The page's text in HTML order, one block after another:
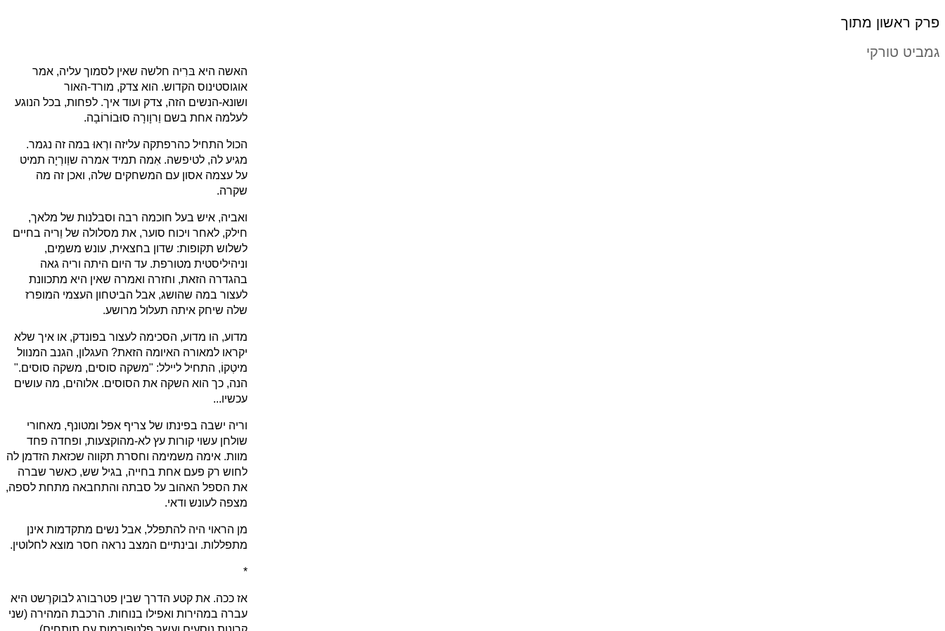
פרק ראשון מתוך
גמביט טורקי
האשה היא בּרִיה חלשה שאין לסמוך עליה, אמר
אוגוסטינוס הקדוש. הוא צדק, מורד-האור
ושונא-הנשים הזה, צדק ועוד איך. לפחות, בכל הנוגע
לעלמה אחת בשם וַרוָורָה סוּבוֹרוֹבָה.
הכול התחיל כהרפתקה עליזה ורְאוּ במה זה נגמר.
מגיע לה, לטיפשה. אִמה תמיד אמרה שוַורְיָה תמיט
על עצמה אסון עם המשחקים שלה, ואכן זה מה
שקרה.
ואביה, איש בעל חוכמה רבה וסבלנות של מלאך,
חילק, לאחר ויכוח סוער, את מסלולה של וַריה בחיים
לשלוש תקופות: שדון בחצאית, עונש משמַים,
וניהיליסטית מטורפת. עד היום היתה וריה גאה
בהגדרה הזאת, וחזרה ואמרה שאין היא מתכוונת
לעצור במה שהושג, אבל הביטחון העצמי המופרז
שלה שיחק איתה תעלול מרושע.
מדוע, הו מדוע, הסכימה לעצור בפונדק, או איך שלא
יקראו למאורה האיומה הזאת? העגלון, הגנב המנוול
מיטְקוֹ, התחיל ליילל: "משקה סוסים, משקה סוסים."
הנה, כך הוא השקה את הסוסים. אלוהים, מה עושים
עכשיו...
וריה ישבה בפינתו של צריף אפל ומטונף, מאחורי
שולחן עשוי קורות עץ לא-מהוקצעות, ופחדה פחד
מוות. אימה משמימה וחסרת תקווה שכזאת הזדמן לה
לחוש רק פעם אחת בחייה, בגיל שש, כאשר שברה
את הספל האהוב על סבתה והתחבאה מתחת לספה,
מצפה לעונש ודאי.
מן הראוי היה להתפלל, אבל נשים מתקדמות אינן
מתפללות. ובינתיים המצב נראה חסר מוצא לחלוטין.
*
אז ככה. את קטע הדרך שבין פטרבורג לבוקרֶשט היא
עברה במהירות ואפילו בנוחות. הרכבת המהירה (שני